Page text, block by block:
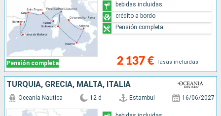
Pensión completa 2 137 € Tasas incluidas
bebidas incluidas
crédito a bordo
Pensión completa
TURQUÍA, GRECIA, MALTA, ITALIA
Oceania Nautica 12 d Estambul 16/06/2027